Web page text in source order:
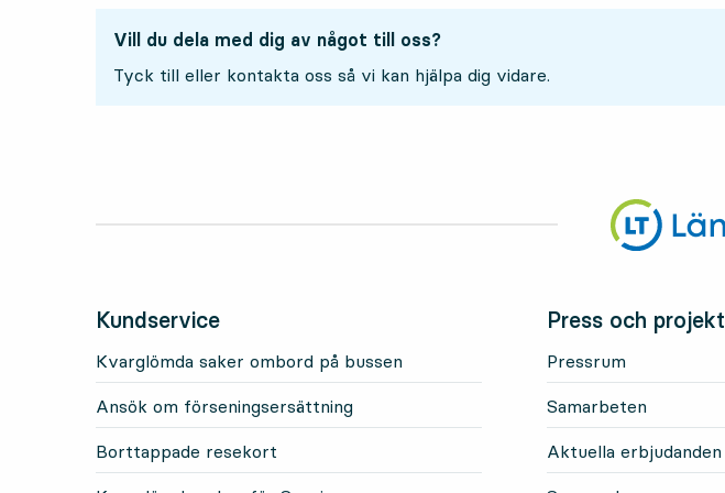
Vill du dela med dig av något till oss?
Tyck till eller kontakta oss så vi kan hjälpa dig vidare.
Kundservice
Kvarglömda saker ombord på bussen
Ansök om förseningsersättning
Borttappade resekort
Press och projekt
Pressrum
Samarbeten
Aktuella erbjudanden